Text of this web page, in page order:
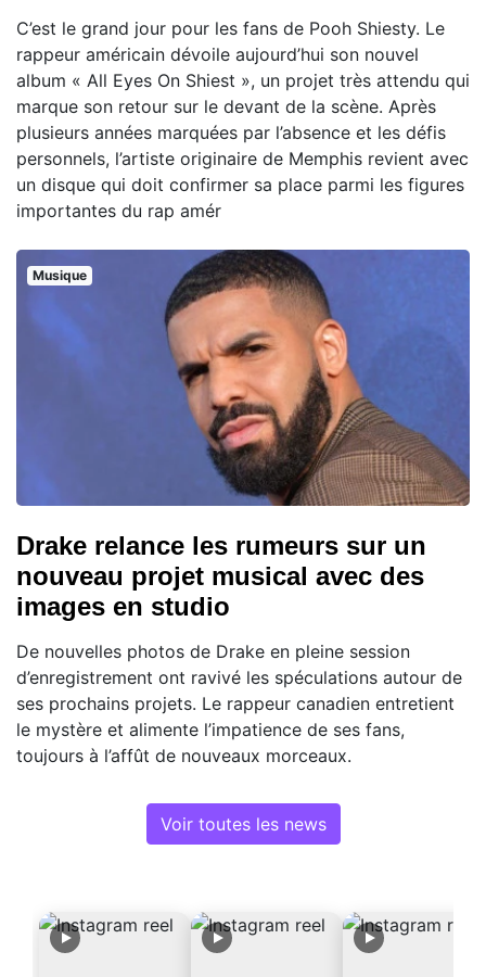
C’est le grand jour pour les fans de Pooh Shiesty. Le
rappeur américain dévoile aujourd’hui son nouvel
album « All Eyes On Shiest », un projet très attendu qui
marque son retour sur le devant de la scène. Après
plusieurs années marquées par l’absence et les défis
personnels, l’artiste originaire de Memphis revient avec
un disque qui doit confirmer sa place parmi les figures
importantes du rap amér
Musique
Drake relance les rumeurs sur un
nouveau projet musical avec des
images en studio
De nouvelles photos de Drake en pleine session
d’enregistrement ont ravivé les spéculations autour de
ses prochains projets. Le rappeur canadien entretient
le mystère et alimente l’impatience de ses fans,
toujours à l’affût de nouveaux morceaux.
Voir toutes les news